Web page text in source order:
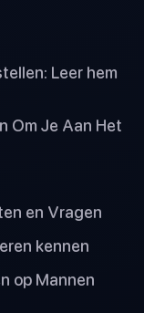
Leer hem
Om Je Aan Het
en Vragen
kennen
op Mannen